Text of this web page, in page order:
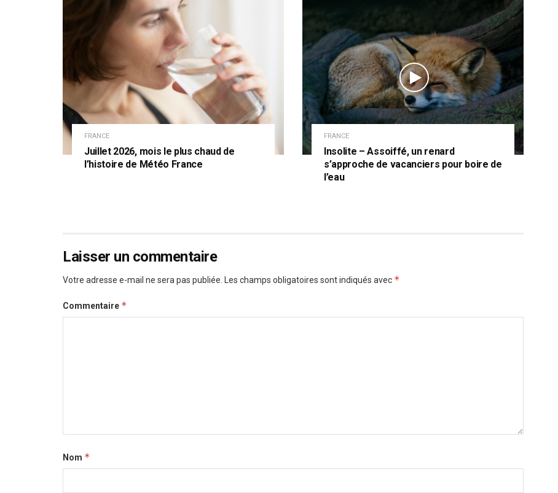
FRANCE
Juillet 2026, mois le plus chaud de
l’histoire de Météo France
FRANCE
Insolite – Assoiffé, un renard
s’approche de vacanciers pour boire de
l’eau
Laisser un commentaire
Votre adresse e-mail ne sera pas publiée. Les champs obligatoires sont indiqués avec *
Commentaire *
Nom *